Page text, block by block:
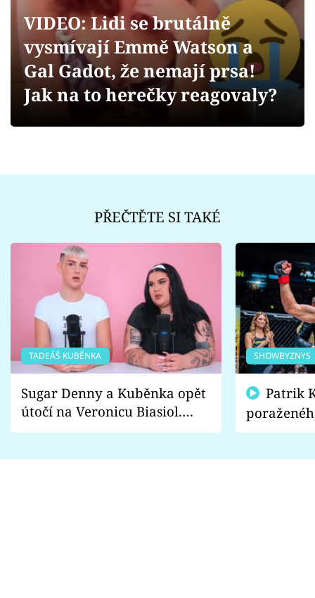
Videa
Sledujte prima+
VIDEO: Lidi se brutálně
vysmívají Emmě Watson a
Gal Gadot, že nemají prsa!
Jak na to herečky reagovaly?
PŘEČTĚTE SI TAKÉ
TADEÁŠ KUBĚNKA
Sugar Denny a Kuběnka opět
útočí na Veronicu Biasiol.
Proč je podle nich falešná a
SHOWBYZNYS
fanoušci